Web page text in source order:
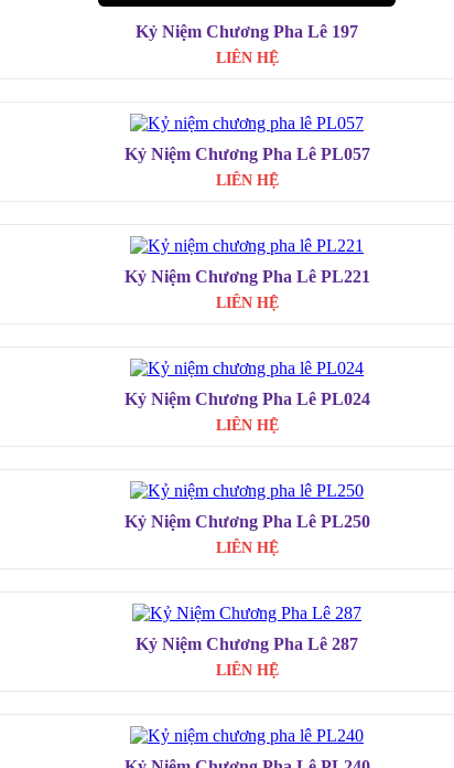
Kỷ Niệm Chương Pha Lê 197
LIÊN HỆ
Kỷ Niệm Chương Pha Lê PL057
LIÊN HỆ
Kỷ Niệm Chương Pha Lê PL221
LIÊN HỆ
Kỷ Niệm Chương Pha Lê PL024
LIÊN HỆ
Kỷ Niệm Chương Pha Lê PL250
LIÊN HỆ
Kỷ Niệm Chương Pha Lê 287
LIÊN HỆ